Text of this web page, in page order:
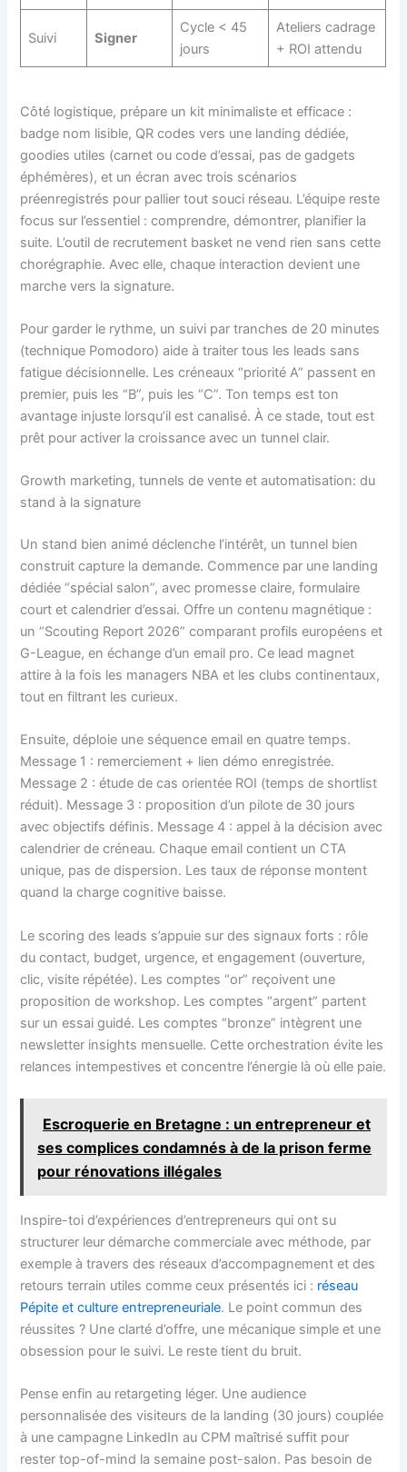
Suivi Signer
Cycle < 45
jours
Ateliers cadrage
+ ROI attendu
Côté logistique, prépare un kit minimaliste et efficace :
badge nom lisible, QR codes vers une landing dédiée,
goodies utiles (carnet ou code d’essai, pas de gadgets
éphémères), et un écran avec trois scénarios
préenregistrés pour pallier tout souci réseau. L’équipe reste
focus sur l’essentiel : comprendre, démontrer, planifier la
suite. L’outil de recrutement basket ne vend rien sans cette
chorégraphie. Avec elle, chaque interaction devient une
marche vers la signature.
Pour garder le rythme, un suivi par tranches de 20 minutes
(technique Pomodoro) aide à traiter tous les leads sans
fatigue décisionnelle. Les créneaux “priorité A” passent en
premier, puis les “B”, puis les “C”. Ton temps est ton
avantage injuste lorsqu’il est canalisé. À ce stade, tout est
prêt pour activer la croissance avec un tunnel clair.
Growth marketing, tunnels de vente et automatisation: du
stand à la signature
Un stand bien animé déclenche l’intérêt, un tunnel bien
construit capture la demande. Commence par une landing
dédiée “spécial salon”, avec promesse claire, formulaire
court et calendrier d’essai. Offre un contenu magnétique :
un “Scouting Report 2026” comparant profils européens et
G-League, en échange d’un email pro. Ce lead magnet
attire à la fois les managers NBA et les clubs continentaux,
tout en filtrant les curieux.
Ensuite, déploie une séquence email en quatre temps.
Message 1 : remerciement + lien démo enregistrée.
Message 2 : étude de cas orientée ROI (temps de shortlist
réduit). Message 3 : proposition d’un pilote de 30 jours
avec objectifs définis. Message 4 : appel à la décision avec
calendrier de créneau. Chaque email contient un CTA
unique, pas de dispersion. Les taux de réponse montent
quand la charge cognitive baisse.
Le scoring des leads s’appuie sur des signaux forts : rôle
du contact, budget, urgence, et engagement (ouverture,
clic, visite répétée). Les comptes “or” reçoivent une
proposition de workshop. Les comptes “argent” partent
sur un essai guidé. Les comptes “bronze” intègrent une
newsletter insights mensuelle. Cette orchestration évite les
relances intempestives et concentre l’énergie là où elle paie.
Escroquerie en Bretagne : un entrepreneur et
ses complices condamnés à de la prison ferme
pour rénovations illégales
Inspire-toi d’expériences d’entrepreneurs qui ont su
structurer leur démarche commerciale avec méthode, par
exemple à travers des réseaux d’accompagnement et des
retours terrain utiles comme ceux présentés ici : réseau
Pépite et culture entrepreneuriale. Le point commun des
réussites ? Une clarté d’offre, une mécanique simple et une
obsession pour le suivi. Le reste tient du bruit.
Pense enfin au retargeting léger. Une audience
personnalisée des visiteurs de la landing (30 jours) couplée
à une campagne LinkedIn au CPM maîtrisé suffit pour
rester top-of-mind la semaine post-salon. Pas besoin de